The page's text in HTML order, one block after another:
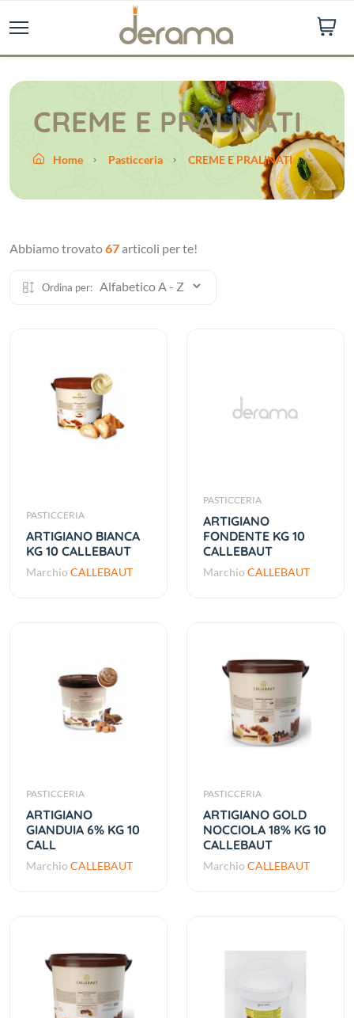
CREME E PRALINATI
Home Pasticceria CREME E PRALINATI
Abbiamo trovato67articoli per te!
Ordina per:
PASTICCERIA
ARTIGIANO BIANCA
KG 10 CALLEBAUT
Marchio CALLEBAUT
PASTICCERIA
ARTIGIANO
FONDENTE KG 10
CALLEBAUT
Marchio CALLEBAUT
PASTICCERIA
ARTIGIANO
GIANDUIA 6% KG 10
CALL
Marchio CALLEBAUT
PASTICCERIA
ARTIGIANO GOLD
NOCCIOLA 18% KG 10
CALLEBAUT
Marchio CALLEBAUT